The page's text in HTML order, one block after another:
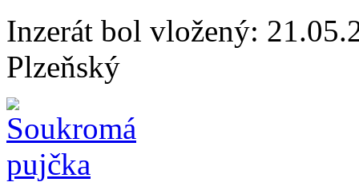
Inzerát bol vložený:
Plzeňský